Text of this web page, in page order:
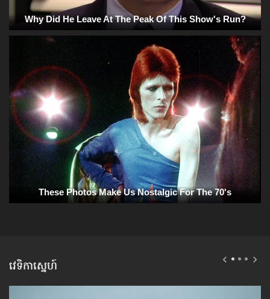
វេទិកាស្នេហ៍